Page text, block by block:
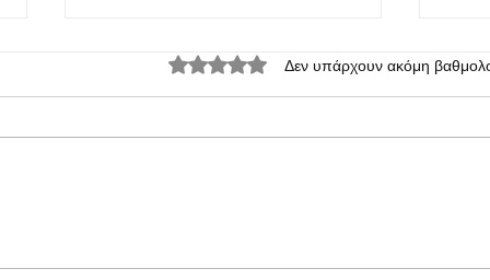
Βαθμολογήθηκε με 0 από 5 αστέρια.
Δεν υπάρχουν ακόμη